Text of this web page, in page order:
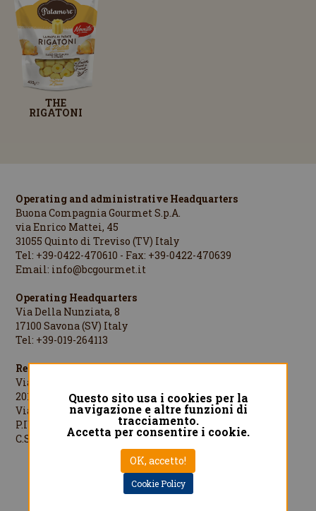
THE
RIGATONI
Operating and administrative Headquarters
Buona Compagnia Gourmet S.p.A.
via Enrico Mattei, 45
31055 Quinto di Treviso (TV) Italy
Tel: +39-0422-470610 - Fax: +39-0422-470639
Email: info@bcgourmet.it
Operating Headquarters
Via Della Nunziata, 8
17100 Savona (SV) Italy
Tel: +39-019-264113
Registered Office
Via Cesare Cantù, 1
20123 Milano (MI) Italy
Via Cesare Cantù, 1 - 20123 Milano Italy
P.IVA/C.F./R.I.MI: 08442060961
C.S.: €1.000.000,00 i.v.
Designed by QREACTIVE.COM
Privacy Policy
Questo sito usa i cookies per la
navigazione e altre funzioni di
tracciamento.
Accetta per consentire i cookie.
OK, accetto!
Cookie Policy